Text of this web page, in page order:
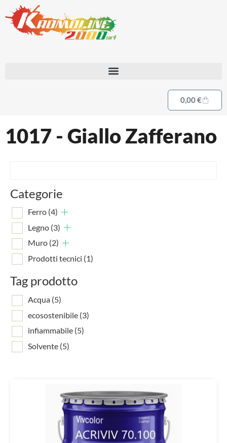
0,00€
1017 - Giallo Zafferano
Categorie
Ferro (4)
Legno (3)
Muro (2)
Prodotti tecnici (1)
Tag prodotto
Acqua (5)
ecosostenibile (3)
infiammabile (5)
Solvente (5)